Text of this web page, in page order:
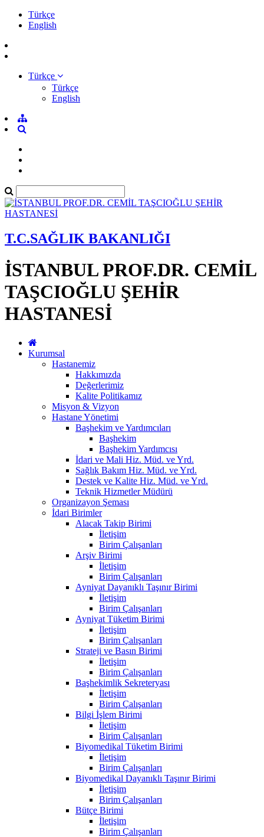
Türkçe
English
Türkçe
Türkçe
English
T.C.SAĞLIK BAKANLIĞI
İSTANBUL PROF.DR. CEMİL
TAŞCIOĞLU ŞEHİR
HASTANESİ
Kurumsal
Hastanemiz
Hakkımızda
Değerlerimiz
Kalite Politikamız
Misyon & Vizyon
Hastane Yönetimi
Başhekim ve Yardımcıları
Başhekim
Başhekim Yardımcısı
İdari ve Mali Hiz. Müd. ve Yrd.
Sağlık Bakım Hiz. Müd. ve Yrd.
Destek ve Kalite Hiz. Müd. ve Yrd.
Teknik Hizmetler Müdürü
Organizayon Şeması
İdari Birimler
Alacak Takip Birimi
İletişim
Birim Çalışanları
Arşiv Birimi
İletişim
Birim Çalışanları
Ayniyat Dayanıklı Taşınır Birimi
İletişim
Birim Çalışanları
Ayniyat Tüketim Birimi
İletişim
Birim Çalışanları
Strateji ve Basın Birimi
İletişim
Birim Çalışanları
Başhekimlik Sekreteryası
İletişim
Birim Çalışanları
Bilgi İşlem Birimi
İletişim
Birim Çalışanları
Biyomedikal Tüketim Birimi
İletişim
Birim Çalışanları
Biyomedikal Dayanıklı Taşınır Birimi
İletişim
Birim Çalışanları
Bütçe Birimi
İletişim
Birim Çalışanları